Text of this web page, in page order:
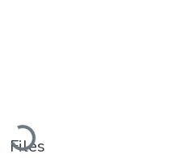
Loading...
Files